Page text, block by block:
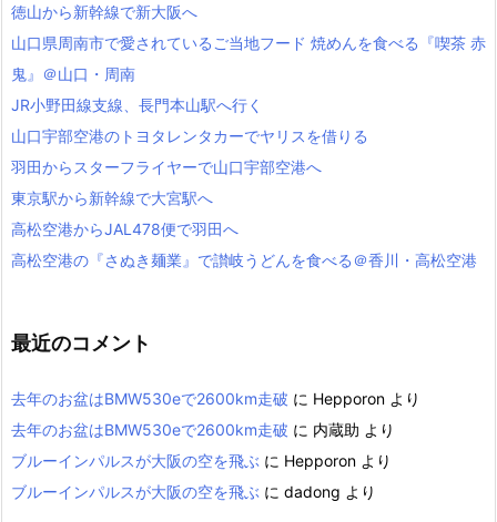
徳山から新幹線で新大阪へ
山口県周南市で愛されているご当地フード 焼めんを食べる『喫茶 赤
鬼』＠山口・周南
JR小野田線支線、長門本山駅へ行く
山口宇部空港のトヨタレンタカーでヤリスを借りる
羽田からスターフライヤーで山口宇部空港へ
東京駅から新幹線で大宮駅へ
高松空港からJAL478便で羽田へ
高松空港の『さぬき麺業』で讃岐うどんを食べる＠香川・高松空港
最近のコメント
去年のお盆はBMW530eで2600km走破 に Hepporon より
去年のお盆はBMW530eで2600km走破 に 内蔵助 より
ブルーインパルスが大阪の空を飛ぶ に Hepporon より
ブルーインパルスが大阪の空を飛ぶ に dadong より